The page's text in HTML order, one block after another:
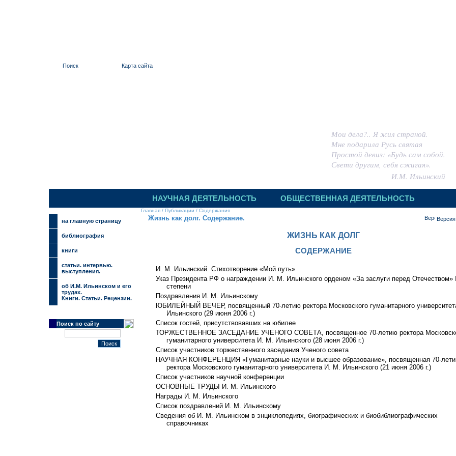
Поиск Карта сайта
Мои дела?.. Я жил страной.
Мне подарила Русь святая
Простой девиз: «Будь сам собой.
Свети другим, себя сжигая».
И.М. Ильинский
НАУЧНАЯ ДЕЯТЕЛЬНОСТЬ ОБЩЕСТВЕННАЯ ДЕЯТЕЛЬНОСТЬ
на главную страницу
библиография
книги
cтатьи. интервью.
выступления.
об И.М. Ильинском и его
трудах.
Книги. Статьи. Рецензии.
Поиск по сайту
Главная / Публикации / Содержания
Жизнь как долг. Содержание.
ЖИЗНЬ КАК ДОЛГ
СОДЕРЖАНИЕ
И. М. Ильинский. Стихотворение «Мой путь»
Указ Президента РФ о награждении И. М. Ильинского орденом «За заслуги перед Отечеством»
степени
Поздравления И. М. Ильинскому
ЮБИЛЕЙНЫЙ ВЕЧЕР, посвященный 70-летию ректора Московского гуманитарного
Ильинского (29 июня 2006 г.)
Список гостей, присутствовавших на юбилее
ТОРЖЕСТВЕННОЕ ЗАСЕДАНИЕ УЧЕНОГО СОВЕТА, посвященное 70-летию ректора
гуманитарного университета И. М. Ильинского (28 июня 2006 г.)
Список участников торжественного заседания Ученого совета
НАУЧНАЯ КОНФЕРЕНЦИЯ «Гуманитарные науки и высшее образование», посвященная 70-
ректора Московского гуманитарного университета И. М. Ильинского (21 июня 2006 г.)
Список участников научной конференции
ОСНОВНЫЕ ТРУДЫ И. М. Ильинского
Награды И. М. Ильинского
Список поздравлений И. М. Ильинскому
Сведения об И. М. Ильинском в энциклопедиях, биографических и биобиблиографических
справочниках